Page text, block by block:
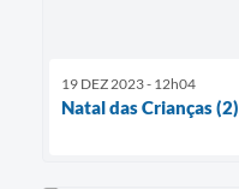
19 DEZ 2023 - 12h04
Natal das Crianças (2)